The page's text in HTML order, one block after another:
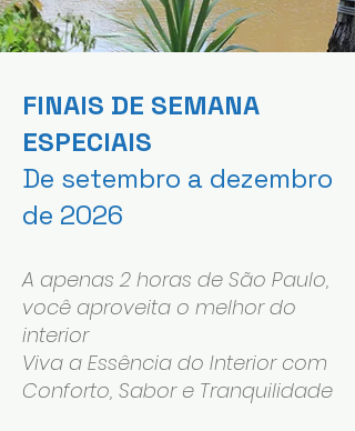
FINAIS DE SEMANA
ESPECIAIS
De setembro a dezembro
de 2026
A apenas 2 horas de São Paulo,
você aproveita o melhor do
interior
Viva a Essência do Interior com
Conforto, Sabor e Tranquilidade